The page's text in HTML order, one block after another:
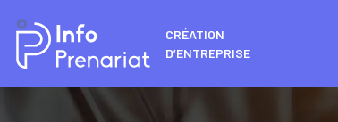
CRÉATION
D’ENTREPRISE